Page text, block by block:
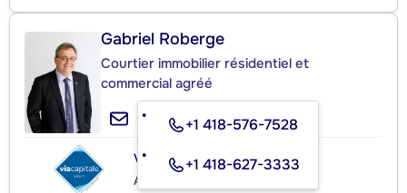
Gabriel Roberge
Courtier immobilier résidentiel et
commercial agréé
+1 418-576-7528
+1 418-627-3333
VIA CAPITALE SÉLECT
Agence immobilière